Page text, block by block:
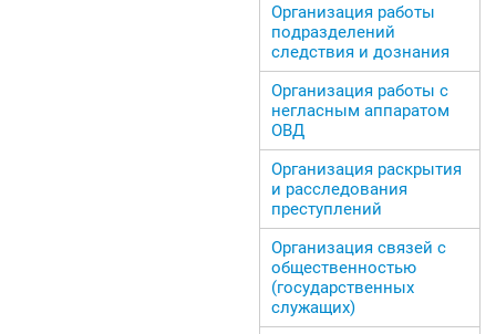
Организация работы
подразделений
следствия и дознания
Организация работы с
негласным аппаратом
ОВД
Организация раскрытия
и расследования
преступлений
Организация связей с
общественностью
(государственных
служащих)